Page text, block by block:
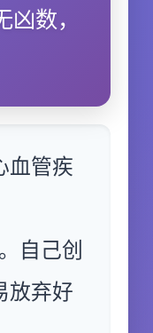
数，
血管疾
自己创
放弃好